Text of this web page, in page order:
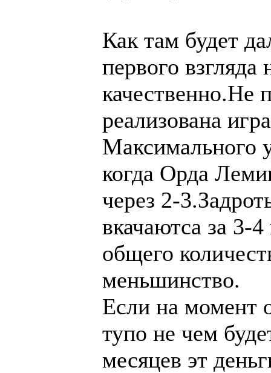
Как там будет
первого
качественно.Не
реализована
Максимального
когда Орда
через 2-
вкачаютса за 3-
общего
меньшинство.
Если на момент
тупо не чем
месяцев эт